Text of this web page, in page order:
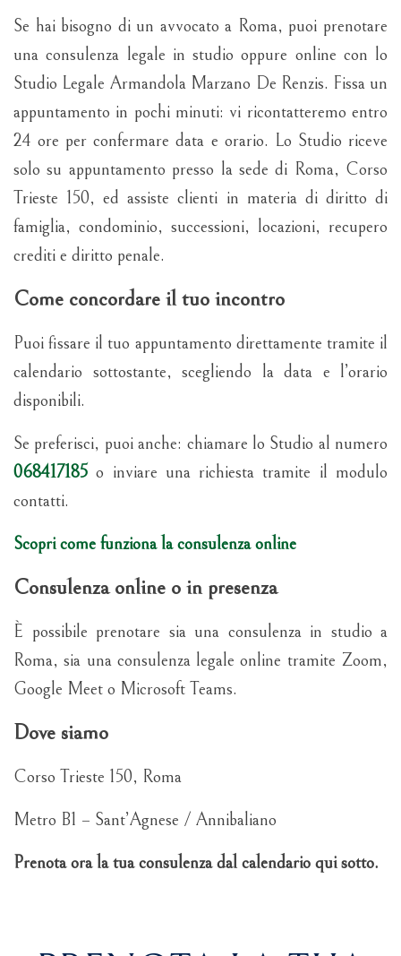
Se hai bisogno di un avvocato a Roma, puoi prenotare
una consulenza legale in studio oppure online con lo
Studio Legale Armandola Marzano De Renzis. Fissa un
appuntamento in pochi minuti: vi ricontatteremo entro
24 ore per confermare data e orario. Lo Studio riceve
solo su appuntamento presso la sede di Roma, Corso
Trieste 150, ed assiste clienti in materia di diritto di
famiglia, condominio, successioni, locazioni, recupero
crediti e diritto penale.
Come concordare il tuo incontro
Puoi fissare il tuo appuntamento direttamente tramite il
calendario sottostante, scegliendo la data e l’orario
disponibili.
Se preferisci, puoi anche: chiamare lo Studio al numero
068417185 o inviare una richiesta tramite il modulo
contatti.
Scopri come funziona la consulenza online
Consulenza online o in presenza
È possibile prenotare sia una consulenza in studio a
Roma, sia una consulenza legale online tramite Zoom,
Google Meet o Microsoft Teams.
Dove siamo
Corso Trieste 150, Roma
Metro B1 – Sant’Agnese / Annibaliano
Prenota ora la tua consulenza dal calendario qui sotto.